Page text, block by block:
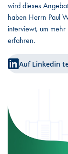
wird dieses
haben Herrn Paul
interviewt, um
erfahren.
Auf Linkedin